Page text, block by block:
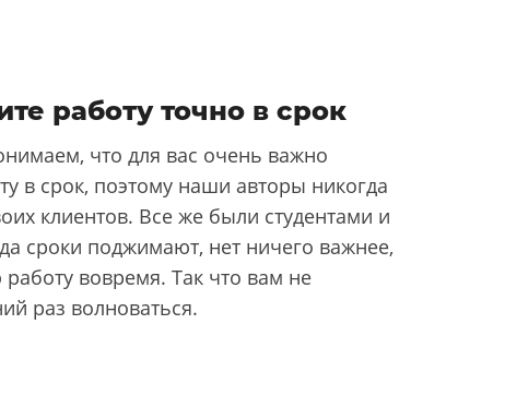
работу точно в срок
что для вас очень важно
в срок, поэтому наши авторы никогда
клиентов. Все же были студентами и
сроки поджимают, нет ничего важнее,
вовремя. Так что вам не
раз волноваться.